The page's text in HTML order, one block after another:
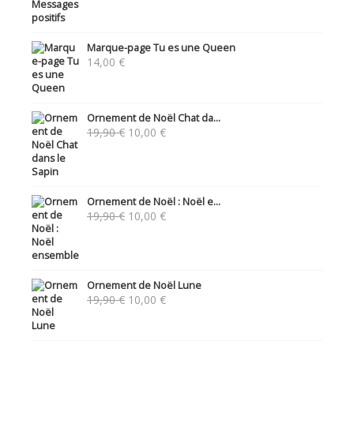
Marque-page Tu es une Queen
14,00 €
Ornement de Noël Chat da...
19,90€ Le
10,00 €Le
Ornement de Noël : Noël e...
19,90€ Le
10,00 €Le
Ornement de Noël Lune
19,90€ Le
10,00 €Le